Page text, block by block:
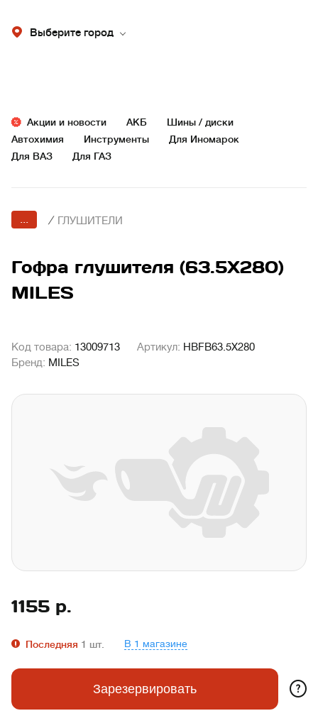
Выберите город
Акции и новости АКБ
Шины / диски
Автохимия
Инструменты
Для Иномарок
Для ВАЗ
Для ГАЗ
... / ГЛУШИТЕЛИ
Гофра глушителя (63.5X280)
MILES
Код товара: 13009713 Артикул: HBFB63.5X280
Бренд: MILES
1155 р.
Последняя 1 шт. В 1 магазине
Зарезервировать ?